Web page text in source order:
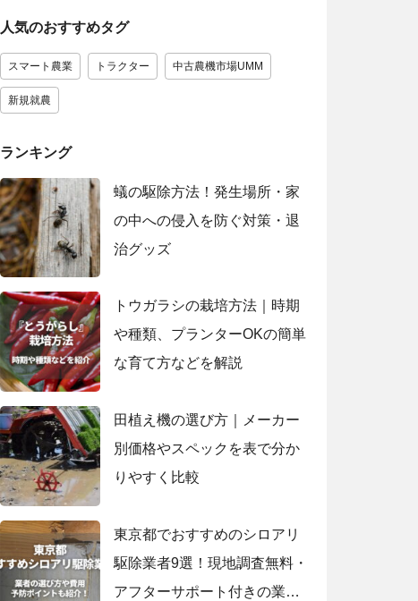
人気のおすすめタグ
スマート農業 トラクター 中古農機市場UMM
新規就農
ランキング
蟻の駆除方法！発生場所・家
の中への侵入を防ぐ対策・退
治グッズ
トウガラシの栽培方法｜時期
や種類、プランターOKの簡単
な育て方などを解説
田植え機の選び方｜メーカー
別価格やスペックを表で分か
りやすく比較
東京都でおすすめのシロアリ
駆除業者9選！現地調査無料・
アフターサポート付きの業者